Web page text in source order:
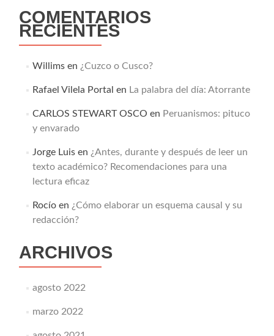
COMENTARIOS
RECIENTES
Willimsen ¿Cuzco o Cusco?
Rafael Vilela Portal en La palabra del día: Atorrante
CARLOS STEWART OSCO en Peruanismos: pituco
y envarado
Jorge Luisen ¿Antes, durante y después de leer un
texto académico? Recomendaciones para una
lectura eficaz
Rocíoen ¿Cómo elaborar un esquema causal y su
redacción?
ARCHIVOS
agosto 2022
marzo 2022